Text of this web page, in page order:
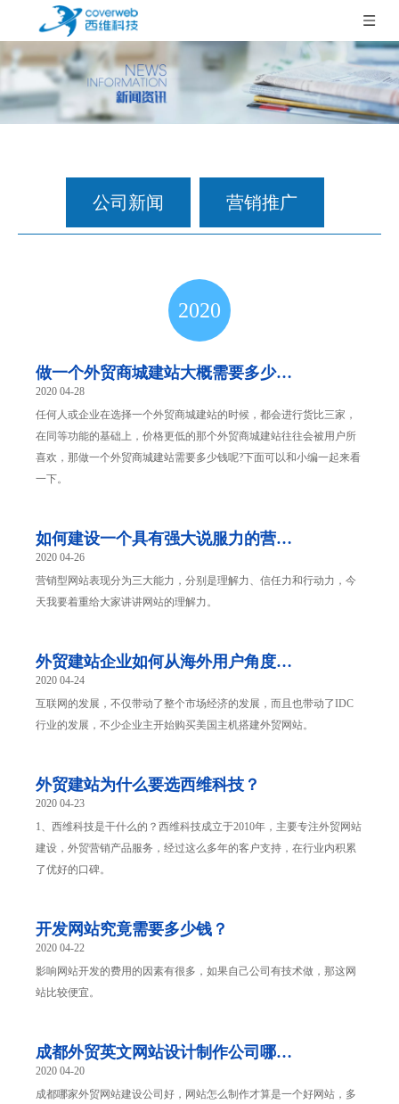
公司新闻 营销推广
2020
做一个外贸商城建站大概需要多少
钱？
任何人或企业在选择一个外贸商城建站的时候，都会进行货比三家，
在同等功能的基础上，价格更低的那个外贸商城建站往往会被用户所
喜欢，那做一个外贸商城建站需要多少钱呢?下面可以和小编一起来看
一下。
2020 04-28
如何建设一个具有强大说服力的营销
型网站
营销型网站表现分为三大能力，分别是理解力、信任力和行动力，今
天我要着重给大家讲讲网站的理解力。
2020 04-26
外贸建站企业如何从海外用户角度布
局网站
互联网的发展，不仅带动了整个市场经济的发展，而且也带动了IDC
行业的发展，不少企业主开始购买美国主机搭建外贸网站。
2020 04-24
外贸建站为什么要选西维科技？
1、西维科技是干什么的？西维科技成立于2010年，主要专注外贸网站
建设，外贸营销产品服务，经过这么多年的客户支持，在行业内积累
了优好的口碑。
2020 04-23
开发网站究竟需要多少钱？
影响网站开发的费用的因素有很多，如果自己公司有技术做，那这网
站比较便宜。
2020 04-22
成都外贸英文网站设计制作公司哪家
好
成都哪家外贸网站建设公司好，网站怎么制作才算是一个好网站，多
2020 04-20